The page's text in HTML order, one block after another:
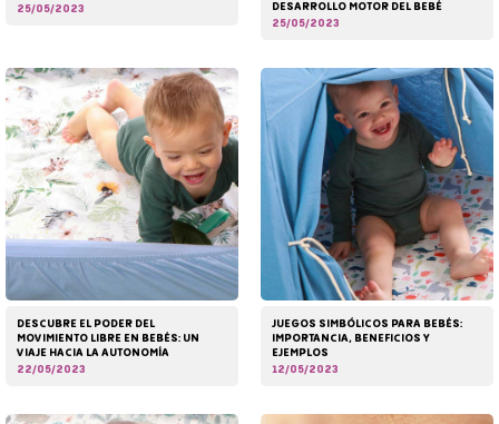
25/05/2023
DESARROLLO MOTOR DEL BEBÉ
25/05/2023
DESCUBRE EL PODER DEL
MOVIMIENTO LIBRE EN BEBÉS: UN
VIAJE HACIA LA AUTONOMÍA
22/05/2023
JUEGOS SIMBÓLICOS PARA BEBÉS:
IMPORTANCIA, BENEFICIOS Y
EJEMPLOS
12/05/2023